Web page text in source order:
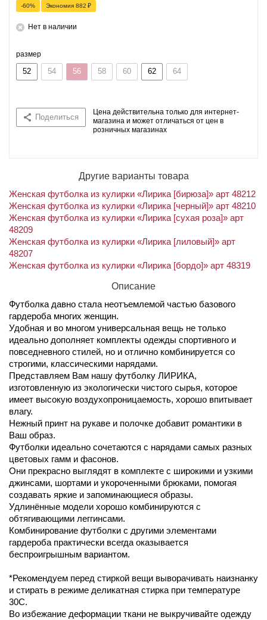
-60% Экономия 882 ₽
Нет в наличии
размер
52 54 56 58 60 62 64
Поделиться
Цена действительна только для интернет-
магазина и может отличаться от цен в
розничных магазинах
Другие варианты товара
Женская футболка из кулирки «Лирика [бирюза]» арт 48212
Женская футболка из кулирки «Лирика [черный]» арт 48210
Женская футболка из кулирки «Лирика [сухая роза]» арт
48209
Женская футболка из кулирки «Лирика [лиловый]» арт
48207
Женская футболка из кулирки «Лирика [бордо]» арт 48319
Описание
Футболка давно стала неотъемлемой частью базового
гардероба многих женщин.
Удобная и во многом универсальная вещь не только
идеально дополняет комплекты одежды спортивного и
повседневного стилей, но и отлично комбинируется со
строгими, классическими нарядами.
Представляем Вам нашу футболку ЛИРИКА,
изготовленную из экологически чистого сырья, которое
имеет высокую воздухопроницаемость, хорошо впитывает
влагу.
Нежный принт на рукаве и полочке добавит романтики в
Ваш образ.
Футболки идеально сочетаются с нарядами самых разных
цветовых гамм и фасонов.
Они прекрасно выглядят в комплекте с широкими и узкими
джинсами, шортами и укороченными брюками, помогая
создавать яркие и запоминающиеся образы.
Удлинённые модели хорошо комбинируются с
обтягивающими леггинсами.
Комбинирование футболки с другими элементами
гардероба практически всегда оказывается
беспроигрышным вариантом.
*Рекомендуем перед стиркой вещи выворачивать наизнанку
и стирать в режиме деликатная стирка при температуре
30С.
Во избежание деформации ткани не выкручивайте одежду